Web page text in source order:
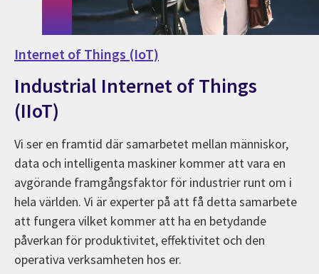
Internet of Things (IoT)
Industrial Internet of Things
(IIoT)
Vi ser en framtid där samarbetet mellan människor,
data och intelligenta maskiner kommer att vara en
avgörande framgångsfaktor för industrier runt om i
hela världen. Vi är experter på att få detta samarbete
att fungera vilket kommer att ha en betydande
påverkan för produktivitet, effektivitet och den
operativa verksamheten hos er.